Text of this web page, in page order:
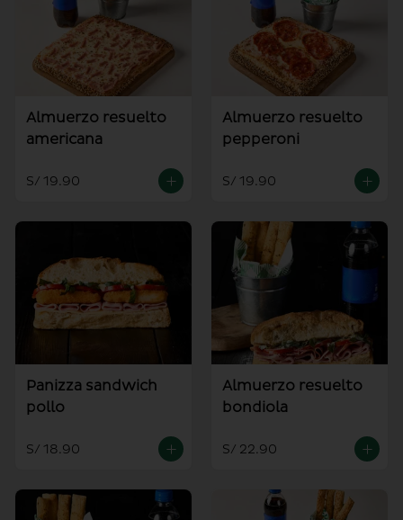
Almuerzo resuelto
americana
S/ 19.90
Almuerzo resuelto
pepperoni
S/ 19.90
Panizza sandwich
pollo
S/ 18.90
Almuerzo resuelto
bondiola
S/ 22.90